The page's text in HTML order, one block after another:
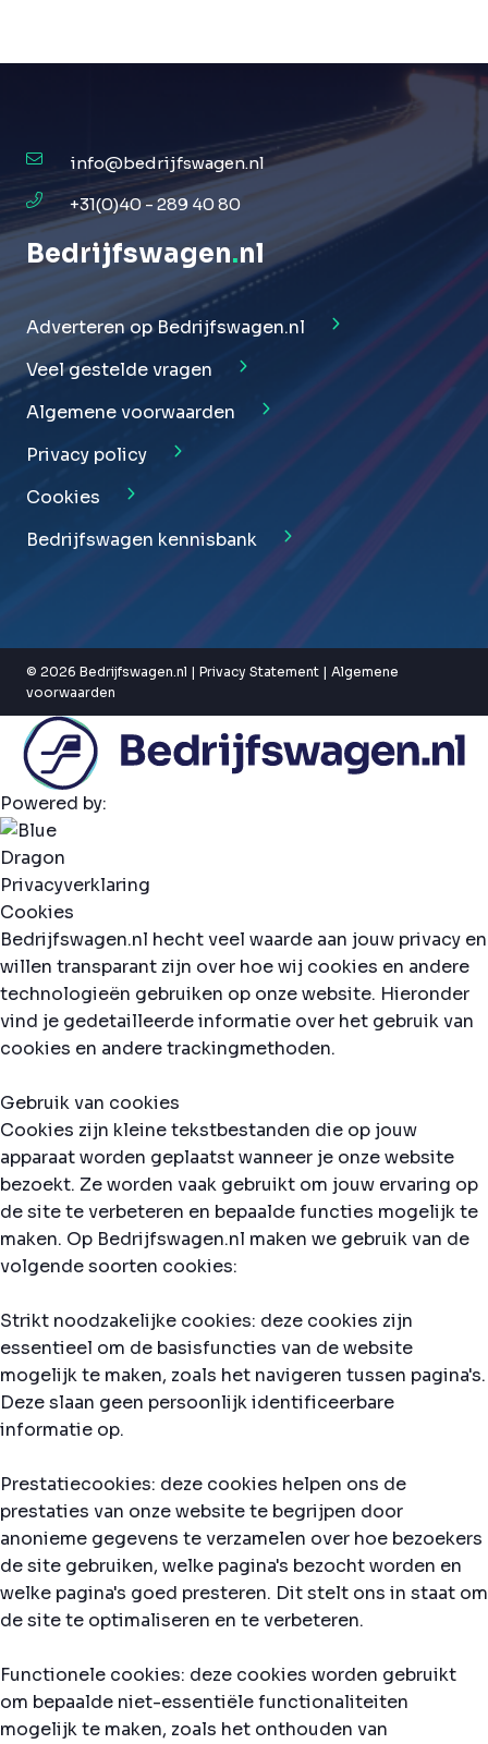
info@bedrijfswagen.nl
+31(0)40 - 289 40 80
Bedrijfswagen.nl
Adverteren op Bedrijfswagen.nl
Veel gestelde vragen
Algemene voorwaarden
Privacy policy
Cookies
Bedrijfswagen kennisbank
© 2026 Bedrijfswagen.nl | Privacy Statement | Algemene
voorwaarden
Powered by:
Privacyverklaring
Cookies
Bedrijfswagen.nl hecht veel waarde aan jouw privacy en
willen transparant zijn over hoe wij cookies en andere
technologieën gebruiken op onze website. Hieronder
vind je gedetailleerde informatie over het gebruik van
cookies en andere trackingmethoden.
Gebruik van cookies
Cookies zijn kleine tekstbestanden die op jouw
apparaat worden geplaatst wanneer je onze website
bezoekt. Ze worden vaak gebruikt om jouw ervaring op
de site te verbeteren en bepaalde functies mogelijk te
maken. Op Bedrijfswagen.nl maken we gebruik van de
volgende soorten cookies:
Strikt noodzakelijke cookies: deze cookies zijn
essentieel om de basisfuncties van de website
mogelijk te maken, zoals het navigeren tussen pagina's.
Deze slaan geen persoonlijk identificeerbare
informatie op.
Prestatiecookies: deze cookies helpen ons de
prestaties van onze website te begrijpen door
anonieme gegevens te verzamelen over hoe bezoekers
de site gebruiken, welke pagina's bezocht worden en
welke pagina's goed presteren. Dit stelt ons in staat om
de site te optimaliseren en te verbeteren.
Functionele cookies: deze cookies worden gebruikt
om bepaalde niet-essentiële functionaliteiten
mogelijk te maken, zoals het onthouden van